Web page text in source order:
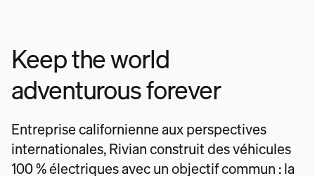
Keep the world
adventurous forever
Entreprise californienne aux perspectives
internationales, Rivian construit des véhicules
100 % électriques avec un objectif commun : la